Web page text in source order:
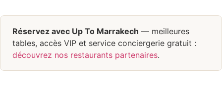
Réservez avec Up To Marrakech — meilleures
tables, accès VIP et service conciergerie gratuit :
découvrez nos restaurants partenaires.